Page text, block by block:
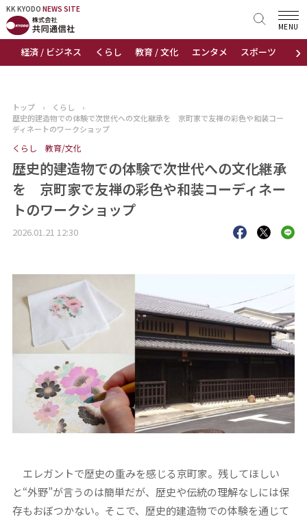
KK KYODO NEWS SITE
›
経済 / ビジネス くらし 教育 / 文化 エンタメ スポーツ 地域
MENU
KK KYODONEWS SITE
トップページ
ニュース
おすすめコンテンツ
出版物
会社概要
トップ › くらし
›
歴史的建造物での体験で次世代への文化継承を 京町家で友禅の彩色や和装コー
ディネートのワークショップ
くらし 教育/文化
歴史的建造物での体験で次世代への文化継承
を 京町家で友禅の彩色や和装コーディネー
トのワークショップ
2026.01.21 12:30
エレガントで歴史の重みを感じる京町家。残してほしい
と“外野”が言うのは簡単だが、歴史や伝統の理解なしには保
存もおぼつかない。そこで、歴史的建造物での体験を通じて